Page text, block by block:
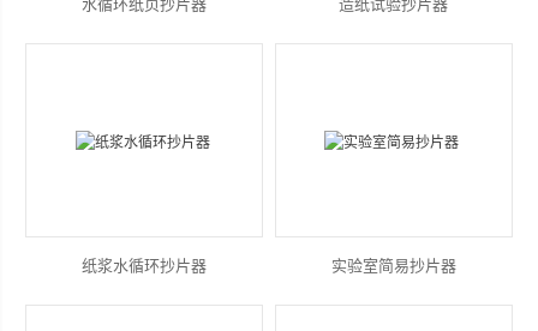
水循环纸页抄片器 造纸试验抄片器
纸浆水循环抄片器 实验室简易抄片器